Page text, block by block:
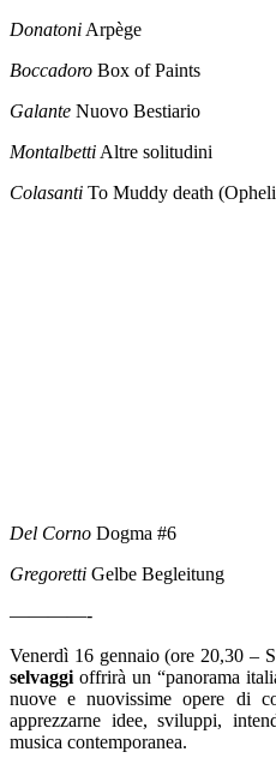
Donatoni Arpège
Boccadoro Box of Paints
Galante Nuovo Bestiario
Montalbetti Altre solitudini
Colasanti To Muddy death
Del Corno Dogma #6
Gregoretti Gelbe Begleitung
————-
Venerdì 16 gennaio (ore 20,30 –
selvaggi offrirà un “panorama
nuove e nuovissime opere di
apprezzarne idee, sviluppi,
musica contemporanea.